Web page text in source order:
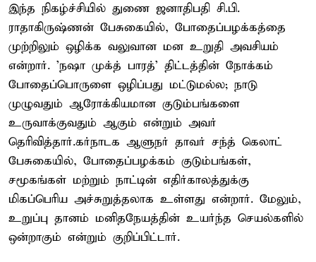
இந்த நிகழ்ச்சியில் துணை ஜனாதிபதி சி.பி.
ராதாகிருஷ்ணன் பேசுகையில், போதைப்பழக்கத்தை
முற்றிலும் ஒழிக்க வலுவான மன உறுதி அவசியம்
என்றார். 'நஷா முக்த் பாரத்' திட்டத்தின் நோக்கம்
போதைப்பொருளை ஒழிப்பது மட்டுமல்ல; நாடு
முழுவதும் ஆரோக்கியமான குடும்பங்களை
உருவாக்குவதும் ஆகும் என்றும் அவர்
தெரிவித்தார்.கர்நாடக ஆளுநர் தாவர் சந்த் கெலாட்
பேசுகையில், போதைப்பழக்கம் குடும்பங்கள்,
சமூகங்கள் மற்றும் நாட்டின் எதிர்காலத்துக்கு
மிகப்பெரிய அச்சுறுத்தலாக உள்ளது என்றார். மேலும்,
உறுப்பு தானம் மனிதநேயத்தின் உயர்ந்த செயல்களில்
ஒன்றாகும் என்றும் குறிப்பிட்டார்.